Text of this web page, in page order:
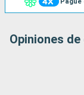
Opiniones